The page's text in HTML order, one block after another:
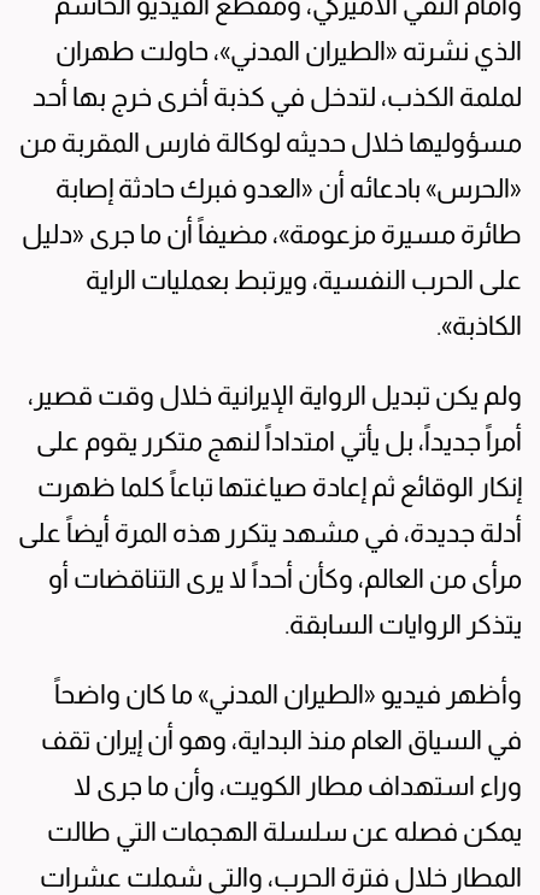
الذي نشرته «الطيران المدني»، حاولت طهران
لملمة الكذب، لتدخل في كذبة أخرى خرج بها أحد
مسؤوليها خلال حديثه لوكالة فارس المقربة من
«الحرس» بادعائه أن «العدو فبرك حادثة إصابة
طائرة مسيرة مزعومة»، مضيفاً أن ما جرى «دليل
على الحرب النفسية، ويرتبط بعمليات الراية
الكاذبة».
ولم يكن تبديل الرواية الإيرانية خلال وقت قصير،
أمراً جديداً، بل يأتي امتداداً لنهج متكرر يقوم على
إنكار الوقائع ثم إعادة صياغتها تباعاً كلما ظهرت
أدلة جديدة، في مشهد يتكرر هذه المرة أيضاً على
مرأى من العالم، وكأن أحداً لا يرى التناقضات أو
يتذكر الروايات السابقة.
وأظهر فيديو «الطيران المدني» ما كان واضحاً
في السياق العام منذ البداية، وهو أن إيران تقف
وراء استهداف مطار الكويت، وأن ما جرى لا
يمكن فصله عن سلسلة الهجمات التي طالت
المطار خلال فترة الحرب، والتي شملت عشرات